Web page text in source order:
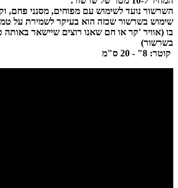
השרשור נועד לשימוש עם מפוחים, מסנני פחם,
שימוש בשרשור שכזה הוא בעיקר לשמירת על
בו (אוויר 'קר או חם שאנו רוצים שיישאר
בשרשור)
קוטר: 8" - 20 ס"מ